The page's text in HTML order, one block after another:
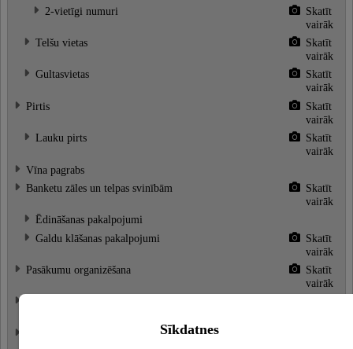
2-vietīgi numuri
Skatīt
vairāk
Telšu vietas
Skatīt
vairāk
Gultasvietas
Skatīt
vairāk
Pirtis
Skatīt
vairāk
Lauku pirts
Skatīt
vairāk
Vīna pagrabs
Banketu zāles un telpas svinībām
Skatīt
vairāk
Ēdināšanas pakalpojumi
Galdu klāšanas pakalpojumi
Skatīt
vairāk
Pasākumu organizēšana
Skatīt
vairāk
Sīkdatnes